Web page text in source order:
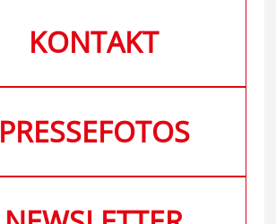
KONTAKT
PRESSEFOTOS